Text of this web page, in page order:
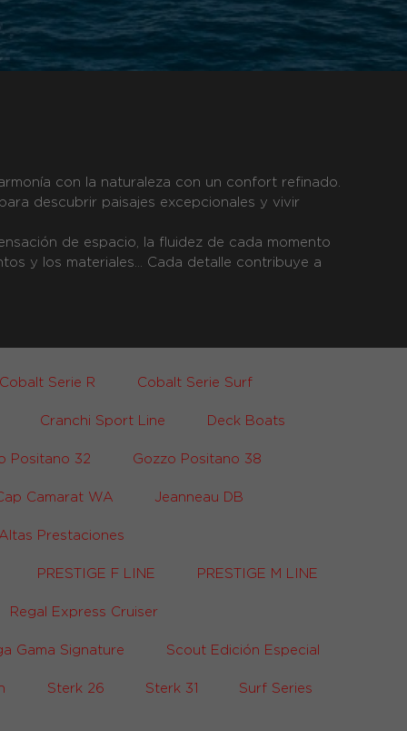
con la naturaleza con un confort refinado.
descubrir paisajes excepcionales y vivir
de espacio, la fluidez de cada momento
y los materiales... Cada detalle contribuye a
Cobalt Serie R Cobalt Serie Surf
Cranchi Sport Line Deck Boats
Positano 32 Gozzo Positano 38
Camarat WA Jeanneau DB
Prestaciones
PRESTIGE F LINE PRESTIGE M LINE
Regal Express Cruiser
Gama Signature Scout Edición Especial
Sterk 26 Sterk 31 Surf Series